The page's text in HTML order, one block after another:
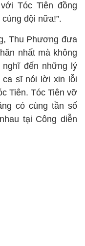
Tóc Tiên đồng
đội nữa!”.
Thu Phương đưa
nhất mà không
đến những lý
ca sĩ nói lời xin lỗi
Tiên. Tóc Tiên vỡ
có cùng tần số
tại Công diễn